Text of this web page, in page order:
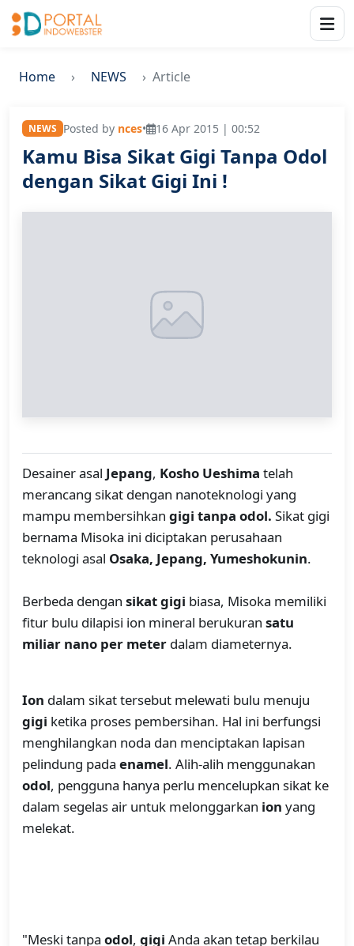
Home NEWS Article
NEWS Posted by nces• 16 Apr 2015 | 00:52
Kamu Bisa Sikat Gigi Tanpa Odol
dengan Sikat Gigi Ini !
Desainer asal Jepang, Kosho Ueshima telah
merancang sikat dengan nanoteknologi yang
mampu membersihkan gigi tanpa odol. Sikat gigi
bernama Misoka ini diciptakan perusahaan
teknologi asal Osaka, Jepang, Yumeshokunin.
Berbeda dengan sikat gigi biasa, Misoka memiliki
fitur bulu dilapisi ion mineral berukuran satu
miliar nano per meter dalam diameternya.
Ion dalam sikat tersebut melewati bulu menuju
gigi ketika proses pembersihan. Hal ini berfungsi
menghilangkan noda dan menciptakan lapisan
pelindung pada enamel. Alih-alih menggunakan
odol, pengguna hanya perlu mencelupkan sikat ke
dalam segelas air untuk melonggarkan ion yang
melekat.
"Meski tanpa odol, gigi Anda akan tetap berkilau